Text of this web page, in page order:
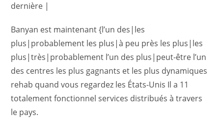
dernière |
Banyan est maintenant {l’un des|les
plus|probablement les plus|à peu près les plus|les
plus|très|probablement l’un des plus|peut-être l’un
des centres les plus gagnants et les plus dynamiques
rehab quand vous regardez les États-Unis Il a 11
totalement fonctionnel services distribués à travers
le pays.